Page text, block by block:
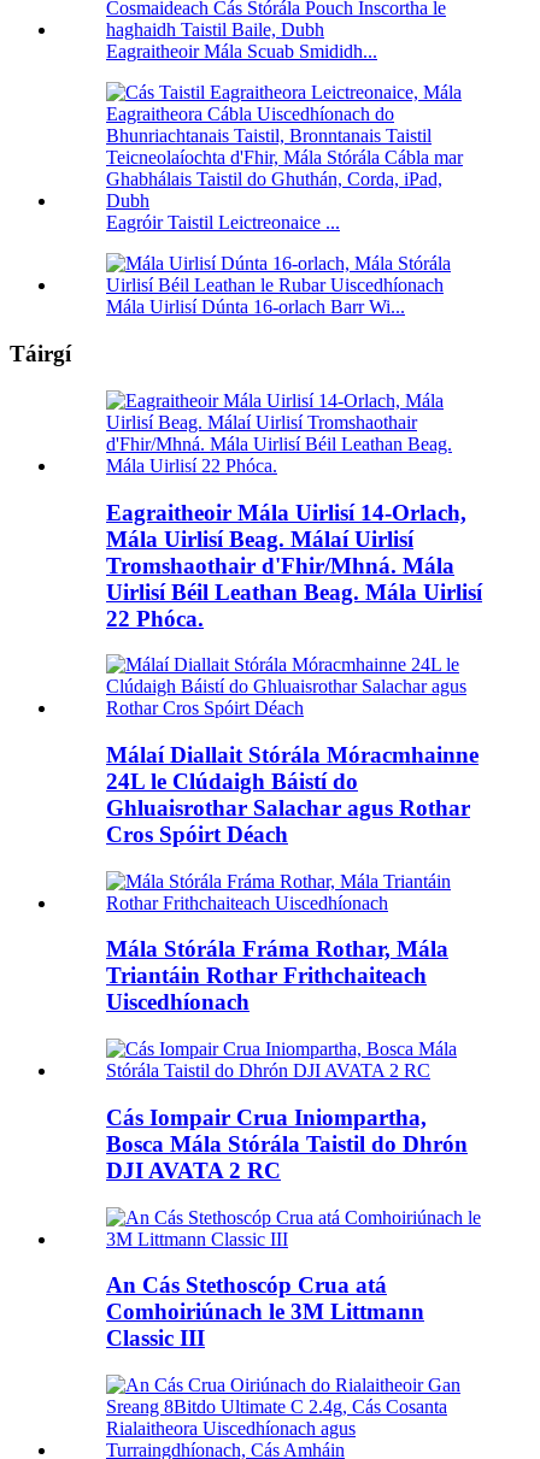
Eagraitheoir Mála Scuab Smididh...
Eagróir Taistil Leictreonaice ...
Mála Uirlisí Dúnta 16-orlach Barr Wi...
Táirgí
Eagraitheoir Mála Uirlisí 14-Orlach,
Mála Uirlisí Beag. Málaí Uirlisí
Tromshaothair d'Fhir/Mhná. Mála
Uirlisí Béil Leathan Beag. Mála Uirlisí
22 Phóca.
Málaí Diallait Stórála Móracmhainne
24L le Clúdaigh Báistí do
Ghluaisrothar Salachar agus Rothar
Cros Spóirt Déach
Mála Stórála Fráma Rothar, Mála
Triantáin Rothar Frithchaiteach
Uiscedhíonach
Cás Iompair Crua Iniompartha,
Bosca Mála Stórála Taistil do Dhrón
DJI AVATA 2 RC
An Cás Stethoscóp Crua atá
Comhoiriúnach le 3M Littmann
Classic III